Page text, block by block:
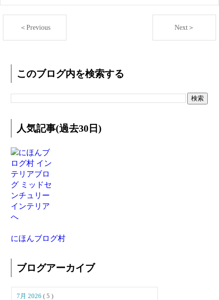
＜Previous Next＞
このブログ内を検索する
人気記事(過去30日)
にほんブログ村
ブログアーカイブ
7月 2026( 5 )